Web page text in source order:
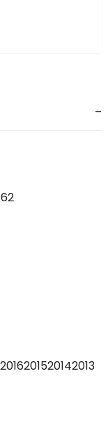
2016201520142013